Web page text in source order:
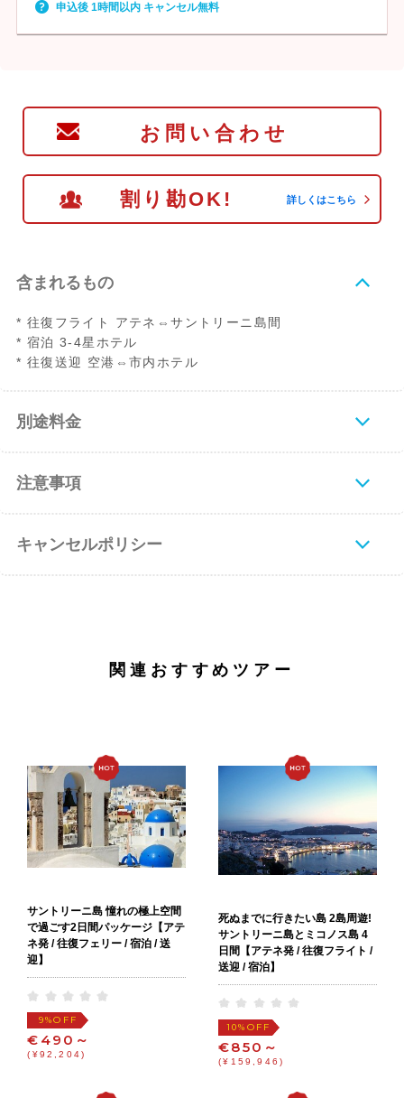
申込後 1時間以内 キャンセル無料
お問い合わせ
割り勘OK! 詳しくはこちら
含まれるもの
* 往復フライト アテネ⇔サントリーニ島間
* 宿泊 3-4星ホテル
* 往復送迎 空港⇔市内ホテル
別途料金
注意事項
キャンセルポリシー
関連おすすめツアー
サントリーニ島 憧れの極上空間
で過ごす2日間パッケージ【アテ
ネ発 / 往復フェリー / 宿泊 / 送
迎】
9%OFF
€490～
(¥92,204)
死ぬまでに行きたい島 2島周遊!
サントリーニ島とミコノス島 4
日間【アテネ発 / 往復フライト /
送迎 / 宿泊】
10% OFF
€850～
(¥159,946)